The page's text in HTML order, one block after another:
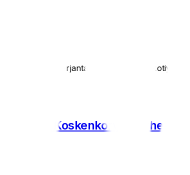
perjantai-illan esitystään
Maila - Koskenkorvan Urheilijat